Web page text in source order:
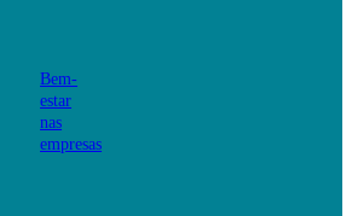
Bem-
estar
nas
empresas